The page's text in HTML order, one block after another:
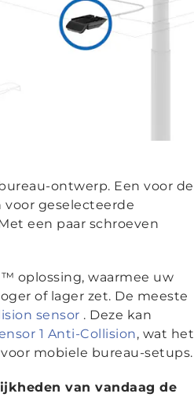
ontwerp. Een voor de
voor geselecteerde
een paar schroeven
oplossing, waarmee uw
of lager zet. De meeste
sensor . Deze kan
1 Anti-Collision, wat het
mobiele bureau-setups.
van vandaag de